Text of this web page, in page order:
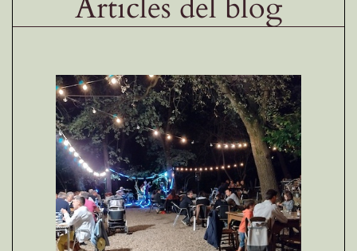
Articles del blog